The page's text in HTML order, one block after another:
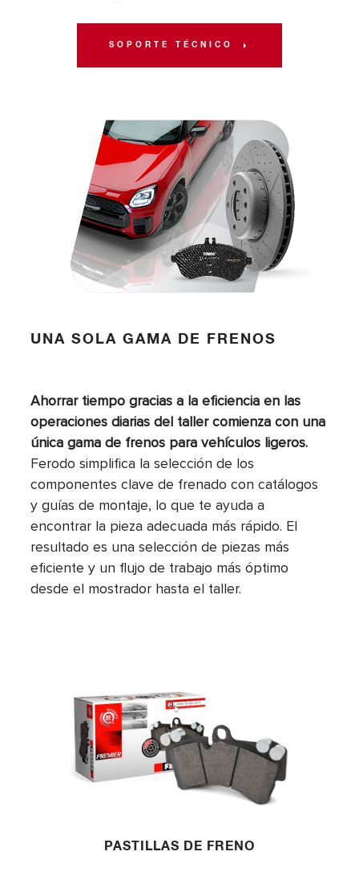
SOPORTE TÉCNICO
UNA SOLA GAMA DE FRENOS
Ahorrar tiempo gracias a la eficiencia en las
operaciones diarias del taller comienza con una
única gama de frenos para vehículos ligeros.
Ferodo simplifica la selección de los
componentes clave de frenado con catálogos
y guías de montaje, lo que te ayuda a
encontrar la pieza adecuada más rápido. El
resultado es una selección de piezas más
eficiente y un flujo de trabajo más óptimo
desde el mostrador hasta el taller.
PASTILLAS DE FRENO